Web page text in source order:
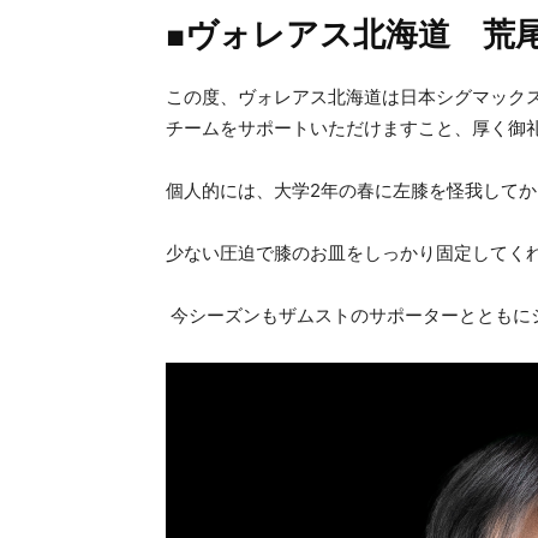
■ヴォレアス北海道 荒
この度、ヴォレアス北海道は日本シグマッ
チームをサポートいただけますこと、厚く御
個人的には、大学2年の春に左膝を怪我して
少ない圧迫で膝のお皿をしっかり固定して
今シーズンもザムストのサポーターととも